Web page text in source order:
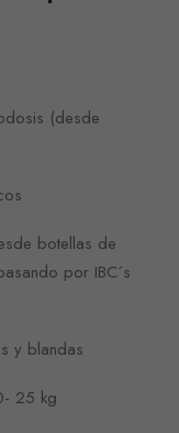
(desde
botellas de
por IBC´s
y blandas
25 kg